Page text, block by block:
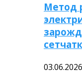
Метод
03.06.2026